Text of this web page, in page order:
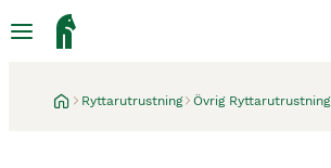
Ryttarutrustning Övrig Ryttarutrustning